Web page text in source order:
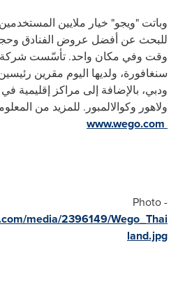
وباتت "ويجو" خيار ملايين
للبحث عن أفضل عروض الفنادق
سنغافورة، ولديها اليوم مقرين
ودبي، بالإضافة إلى مراكز إقليمية في
ولاهور وكوالالمبور. للمزيد من
www.wego.com
Photo -
media/2396149/Wego_Thai
land.jpg